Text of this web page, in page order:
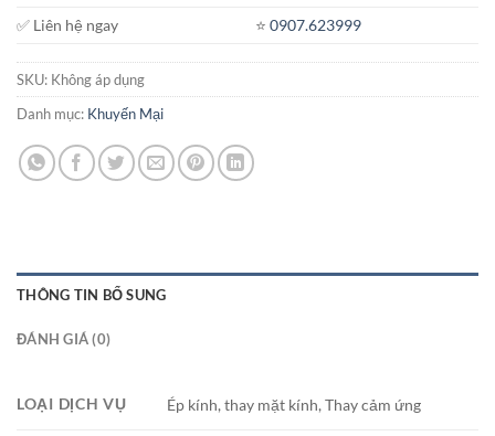
✅ Liên hệ ngay
⭐️0907.623999
SKU: Không áp dụng
Danh mục: Khuyến Mại
THÔNG TIN BỔ SUNG
ĐÁNH GIÁ (0)
LOẠI DỊCH VỤ Ép kính, thay mặt kính, Thay cảm ứng